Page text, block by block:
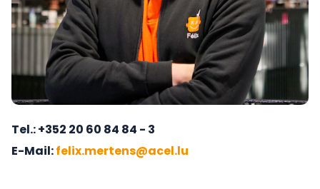
Tel. +352 20 60 84 84 - 3
E-Mail felix.mertens@acel.lu